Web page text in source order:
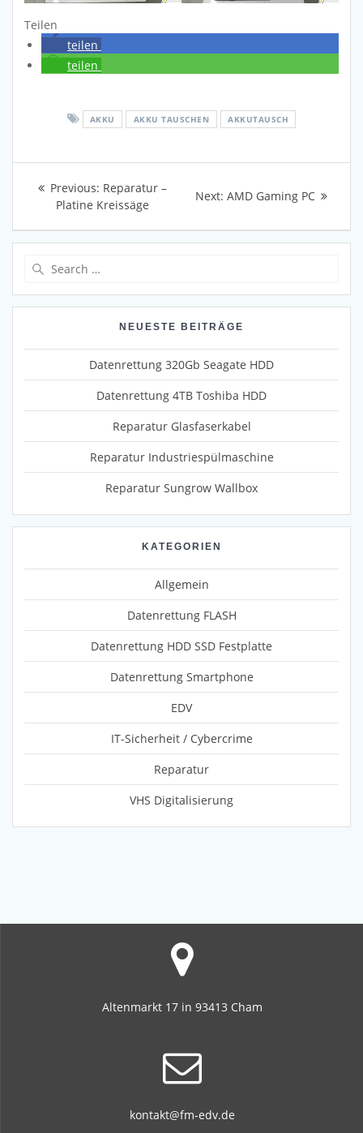
Teilen
teilen
teilen
AKKU AKKU TAUSCHEN AKKUTAUSCH
Beitragsnavigation
Previous: Previous
post:
Reparatur –
Platine Kreissäge
Next: Next
AMD Gaming PC
NEUESTE BEITRÄGE
Datenrettung 320Gb Seagate HDD
Datenrettung 4TB Toshiba HDD
Reparatur Glasfaserkabel
Reparatur Industriespülmaschine
Reparatur Sungrow Wallbox
KATEGORIEN
Allgemein
Datenrettung FLASH
Datenrettung HDD SSD Festplatte
Datenrettung Smartphone
EDV
IT-Sicherheit / Cybercrime
Reparatur
VHS Digitalisierung
Altenmarkt 17 in 93413 Cham
kontakt@fm-edv.de